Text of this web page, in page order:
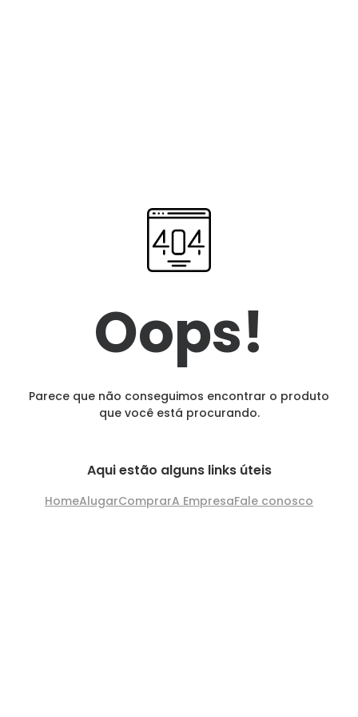
Oops!
Parece que não conseguimos encontrar o produto
que você está procurando.
Aqui estão alguns links úteis
HomeAlugarComprarA EmpresaFale conosco